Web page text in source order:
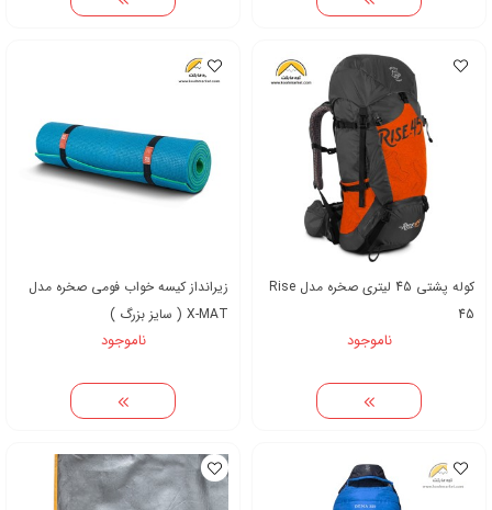
کوله پشتی 45 لیتری صخره مدل Rise
45
ناموجود
زیرانداز کیسه خواب فومی صخره مدل
X-MAT ( سایز بزرگ )
ناموجود